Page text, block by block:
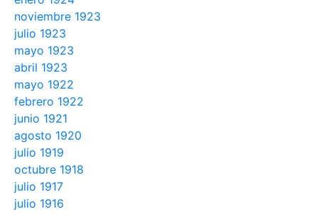
noviembre 1923
julio 1923
mayo 1923
abril 1923
mayo 1922
febrero 1922
junio 1921
agosto 1920
julio 1919
octubre 1918
julio 1917
julio 1916